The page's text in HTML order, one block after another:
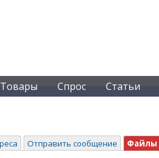
Товары Спрос Статьи
Отправить сообщение Файлы